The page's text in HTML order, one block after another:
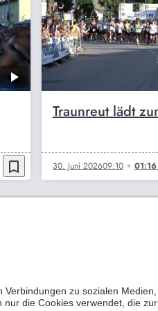
bookmark_border
Traunreut lädt
30. Juni 202609:10